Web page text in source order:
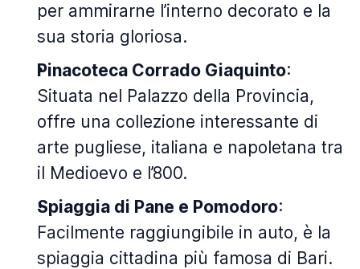
per ammirarne l’interno decorato e la
sua storia gloriosa.
Pinacoteca Corrado Giaquinto:
Situata nel Palazzo della Provincia,
offre una collezione interessante di
arte pugliese, italiana e napoletana tra
il Medioevo e l’800.
Spiaggia di Pane e Pomodoro:
Facilmente raggiungibile in auto, è la
spiaggia cittadina più famosa di Bari.